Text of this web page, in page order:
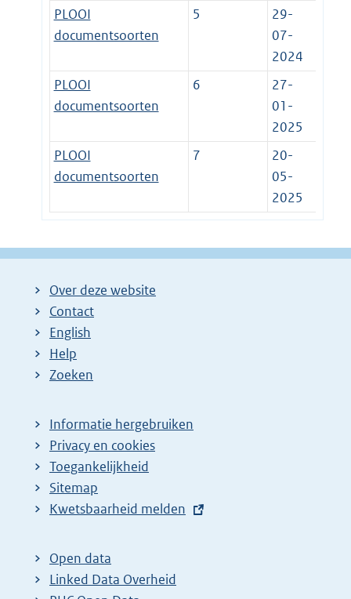
PLOOI
documentsoorten
5
29-
07-
2024
PLOOI
documentsoorten
6
27-
01-
2025
PLOOI
documentsoorten
7
20-
05-
2025
Over deze website
Contact
English
Help
Zoeken
Informatie hergebruiken
Privacy en cookies
Toegankelijkheid
Sitemap
E
t
e
r
Kwetsbaarheid melden
Open data
Linked Data Overheid